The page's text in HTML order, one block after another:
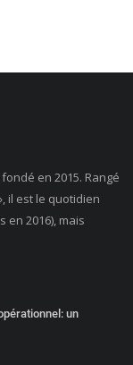
en 2015. Rangé
il est le quotidien
en 2016), mais
un